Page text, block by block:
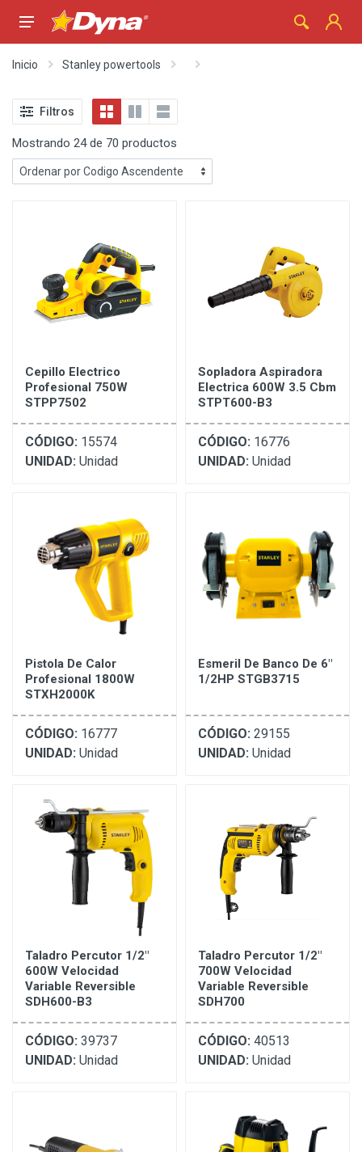
Inicio Stanley powertools
Filtros
Mostrando 24 de 70 productos
Cepillo Electrico
Profesional 750W
STPP7502
CÓDIGO: 15574
UNIDAD: Unidad
Sopladora Aspiradora
Electrica 600W 3.5 Cbm
STPT600-B3
CÓDIGO: 16776
UNIDAD: Unidad
Pistola De Calor
Profesional 1800W
STXH2000K
CÓDIGO: 16777
UNIDAD: Unidad
Esmeril De Banco De 6"
1/2HP STGB3715
CÓDIGO: 29155
UNIDAD: Unidad
Taladro Percutor 1/2"
600W Velocidad
Variable Reversible
SDH600-B3
CÓDIGO: 39737
UNIDAD: Unidad
Taladro Percutor 1/2"
700W Velocidad
Variable Reversible
SDH700
CÓDIGO: 40513
UNIDAD: Unidad